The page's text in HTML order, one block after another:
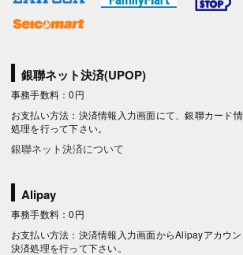
銀聯ネット決済(UPOP)
事務手数料：0円
お支払い方法：決済情報入力画面にて、銀聯カード
処理を行って下さい。
銀聯ネット決済について
Alipay
事務手数料：0円
お支払い方法：決済情報入力画面からAlipayアカウン
決済処理を行って下さい。